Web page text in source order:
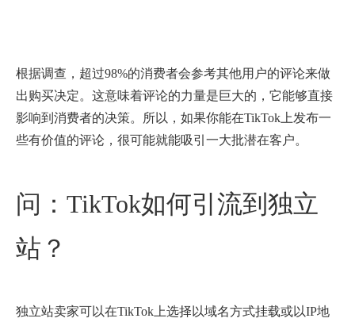
根据调查，超过98%的消费者会参考其他用户的评论来做
出购买决定。这意味着评论的力量是巨大的，它能够直接
影响到消费者的决策。所以，如果你能在TikTok上发布一
些有价值的评论，很可能就能吸引一大批潜在客户。
问：TikTok如何引流到独立
站？
独立站卖家可以在TikTok上选择以域名方式挂载或以IP地